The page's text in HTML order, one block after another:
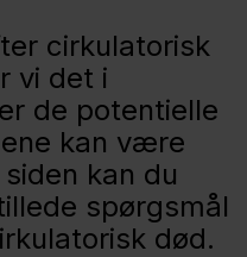
cirkulatorisk
vi det i
de potentielle
kan være
kan du
spørgsmål
død.